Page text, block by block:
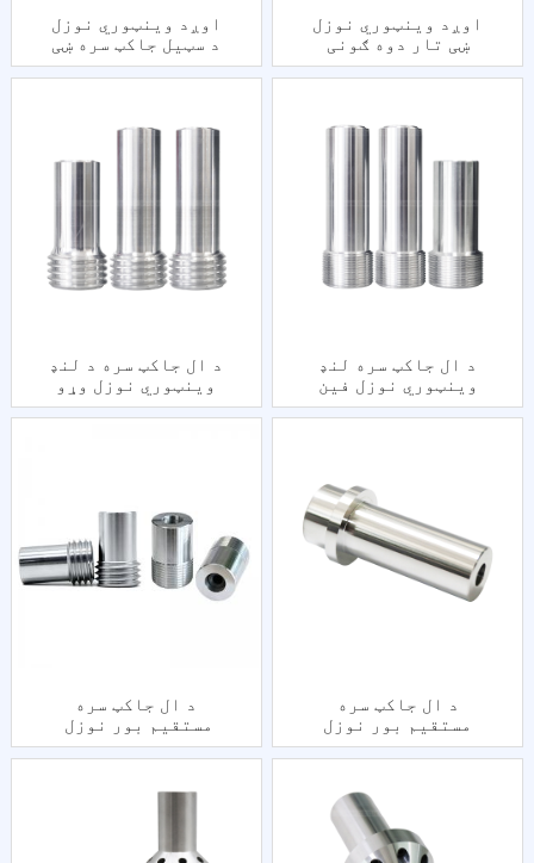
اوږد وینټوري نوزل
​​د سټیل جاکټ سره ښی
تار واحد داخل
اوږد وینټوري نوزل
​​ښی تار دوه ګونی
داخلونه د فولادو
جاکټ سره
د ال جاکټ سره د لنډ
وینټوري نوزل ​​وړو
تار واحد داخل
د ال جاکټ سره لنډ
وینټوري نوزل ​​فین
تار واحد انلیټ
د ال جاکټ سره
مستقیم بور نوزل ​​
ښه تار
د ال جاکټ سره
مستقیم بور نوزل